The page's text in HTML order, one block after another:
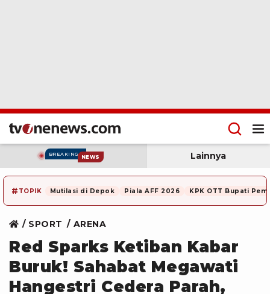
BREAKING NEWS Lainnya
# TOPIK Mutilasi di Depok Piala AFF 2026 KPK OTT Bupati
SPORT ARENA
Red Sparks Ketiban Kabar
Buruk! Sahabat Megawati
Hangestri Cedera Parah,